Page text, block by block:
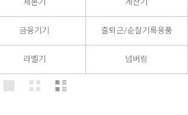
금융기기 출퇴근/순찰기록용품
라벨기 넘버링